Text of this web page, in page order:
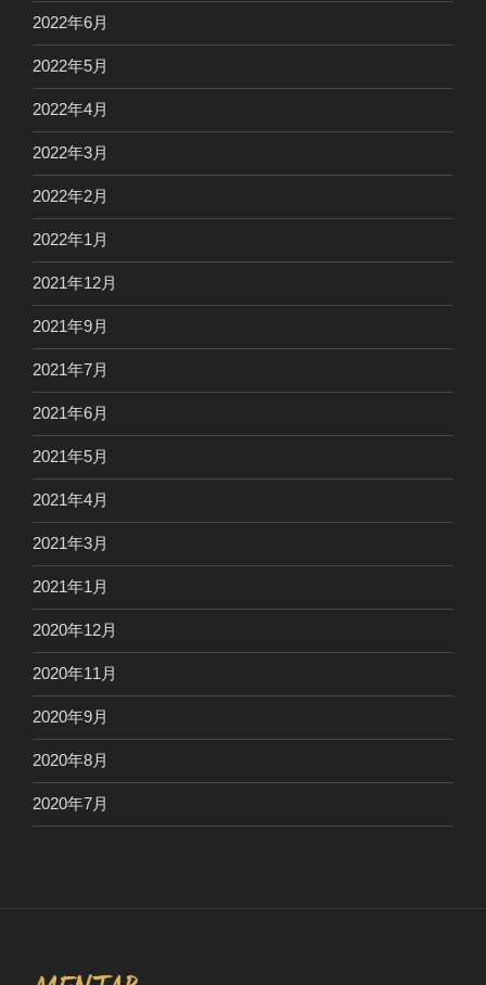
2022年6月
2022年5月
2022年4月
2022年3月
2022年2月
2022年1月
2021年12月
2021年9月
2021年7月
2021年6月
2021年5月
2021年4月
2021年3月
2021年1月
2020年12月
2020年11月
2020年9月
2020年8月
2020年7月